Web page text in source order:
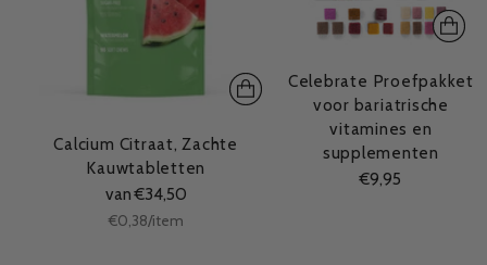
Calcium Citraat, Zachte
Kauwtabletten
van €34,50
Stukprijs
€0,38/per
item
Celebrate Proefpakket
voor bariatrische
vitamines en
supplementen
€9,95